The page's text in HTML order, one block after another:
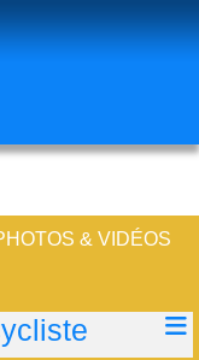
& VIDÉOS